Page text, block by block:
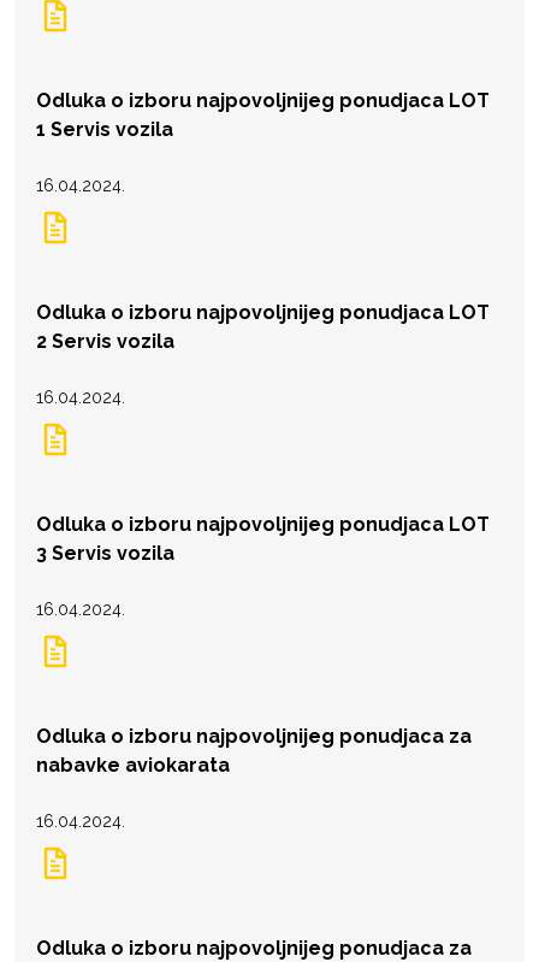
Odluka o izboru najpovoljnijeg ponudjaca LOT
1 Servis vozila
16.04.2024.
Odluka o izboru najpovoljnijeg ponudjaca LOT
2 Servis vozila
16.04.2024.
Odluka o izboru najpovoljnijeg ponudjaca LOT
3 Servis vozila
16.04.2024.
Odluka o izboru najpovoljnijeg ponudjaca za
nabavke aviokarata
16.04.2024.
Odluka o izboru najpovoljnijeg ponudjaca za